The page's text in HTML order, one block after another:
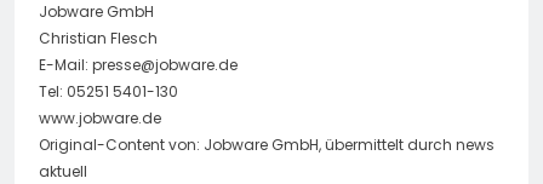
Jobware GmbH
Christian Flesch
E-Mail: presse@jobware.de
Tel: 05251 5401-130
www.jobware.de
Original-Content von: Jobware GmbH, übermittelt durch news
aktuell